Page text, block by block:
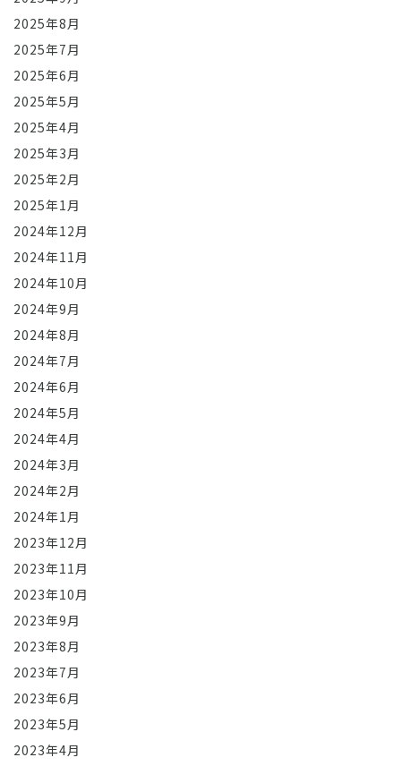
2025年8月
2025年7月
2025年6月
2025年5月
2025年4月
2025年3月
2025年2月
2025年1月
2024年12月
2024年11月
2024年10月
2024年9月
2024年8月
2024年7月
2024年6月
2024年5月
2024年4月
2024年3月
2024年2月
2024年1月
2023年12月
2023年11月
2023年10月
2023年9月
2023年8月
2023年7月
2023年6月
2023年5月
2023年4月